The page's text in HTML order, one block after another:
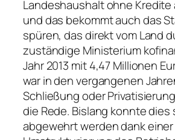
Landeshaushalt ohne Kredite
und das bekommt auch das
spüren, das direkt vom Land
zuständige Ministerium
Jahr 2013 mit 4,47 Millionen
war in den vergangenen
Schließung oder
die Rede. Bislang konnte
abgewehrt werden dank einer